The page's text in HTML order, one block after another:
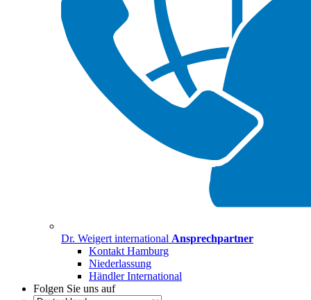
Dr. Weigert international Ansprechpartner
Kontakt Hamburg
Niederlassung
Händler International
Folgen Sie uns auf